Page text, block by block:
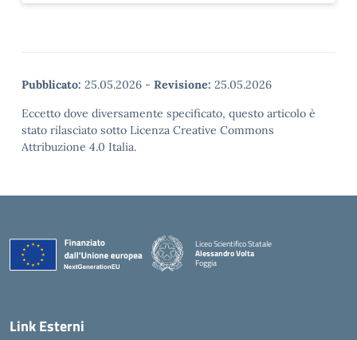
Pubblicato: 25.05.2026 - Revisione: 25.05.2026
Eccetto dove diversamente specificato, questo articolo è
stato rilasciato sotto Licenza Creative Commons
Attribuzione 4.0 Italia.
Liceo Scientifico Statale
Alessandro Volta
Foggia
— Visita la pagina iniziale della scuola
Link Esterni